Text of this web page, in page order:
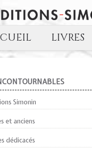
LIVRES
Simonin
et anciens
dédicacés